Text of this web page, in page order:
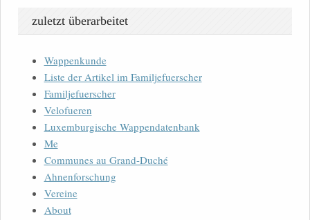
zuletzt überarbeitet
Wappenkunde
Liste der Artikel im Familjefuerscher
Familjefuerscher
Velofueren
Luxemburgische Wappendatenbank
Me
Communes au Grand-Duché
Ahnenforschung
Vereine
About